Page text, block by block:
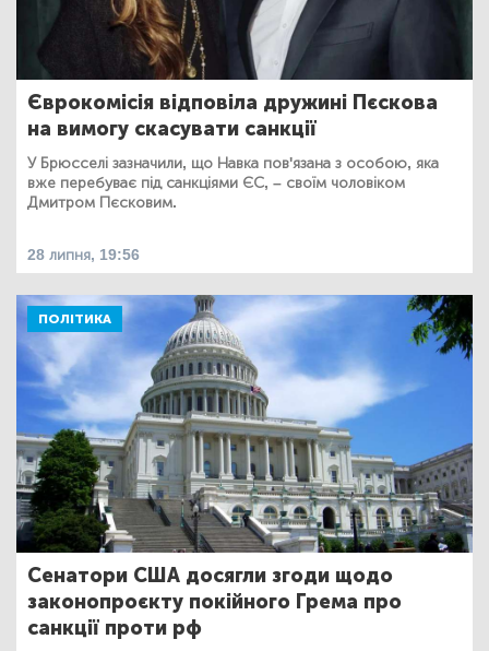
Єврокомісія відповіла дружині Пєскова
на вимогу скасувати санкції
У Брюсселі зазначили, що Навка пов'язана з особою, яка
вже перебуває під санкціями ЄС, – своїм чоловіком
Дмитром Пєсковим.
28 липня, 19:56
ПОЛІТИКА
Сенатори США досягли згоди щодо
законопроєкту покійного Грема про
санкції проти рф